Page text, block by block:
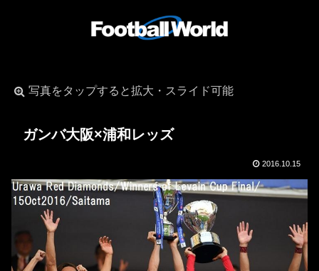
写真をタップすると拡大・スライド可能
ガンバ大阪×浦和レッズ
2016.10.15